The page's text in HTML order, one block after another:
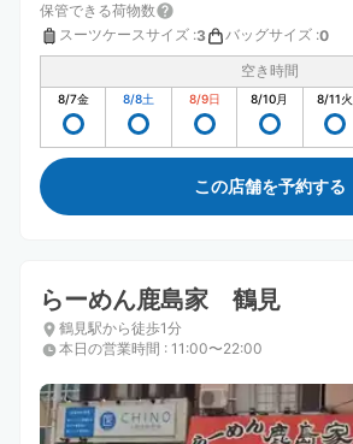
保管できる荷物数
スーツケースサイズ :3 バッグサイズ :0
空き時間
8/7金 8/8土 8/9日 8/10月 8/11火
この店舗を予約する
らーめん鹿島家 鶴見
鶴見駅から徒歩1分
本日の営業時間 : 11:00〜22:00